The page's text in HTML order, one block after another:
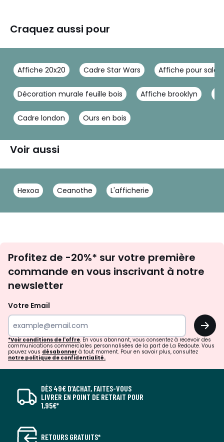
Craquez aussi pour
Affiche 20x20 Cadre Star Wars Affiche pour salon
Décoration murale feuille bois Affiche brooklyn
Cadre london Ours en bois
Voir aussi
Hexoa Ceanothe L'afficherie
newsletter
Profitez de -20%* sur votre première
commande en vous inscrivant à notre
newsletter
Votre Email
OK
*Voir conditions de l'offre. En vous abonnant, vous consentez à recevoir des
communications commerciales personnalisées de la part de La Redoute. Vous
pouvez vous désabonner à tout moment. Pour en savoir plus, consultez
notre politique de confidentialité.
DÈS 49€ D’ACHAT, FAITES-VOUS
LIVRER EN POINT DE RETRAIT POUR
1,95€*
RETOURS GRATUITS*